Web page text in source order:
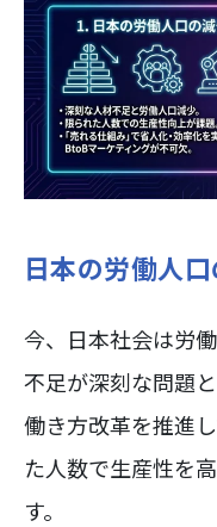
日本の労働人
今、日本社会は労
不足が深刻な問題
働き方改革を推進
た人数で生産性を
す。